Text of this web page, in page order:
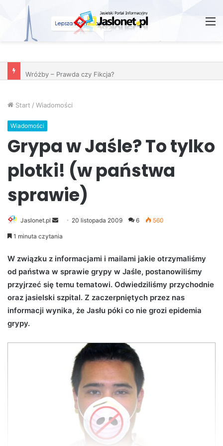
Wróżby – Prawda czy Fikcja?
Start / Wiadomości
Wiadomości
Grypa w Jaśle? To tylko
plotki! (w państwa
sprawie)
Jaslonet.pl
e
d
20 listopada 2009 6 560
1 minuta czytania
W związku z informacjami i mailami jakie otrzymaliśmy
od państwa w sprawie grypy w Jaśle, postanowiliśmy
przyjrzeć się temu tematowi. Odwiedziliśmy przychodnie
oraz jasielski szpital. Z zaczerpniętych przez nas
informacji wynika, że Jasłu póki co nie grozi epidemia
grypy.